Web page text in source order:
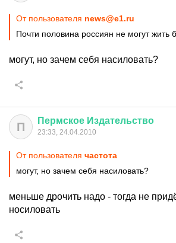
От пользователя news@e1.ru
Почти половина россиян не могут жить
могут, но зачем себя насиловать?
П Пермское Издательство
23:33, 24.04.2010
От пользователя частота
могут, но зачем себя насиловать?
меньше дрочить надо - тогда не
носиловать